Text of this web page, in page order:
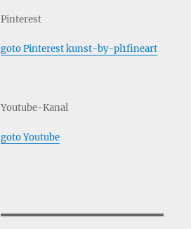
Pinterest
goto Pinterest kunst-by-pl1fineart
Youtube-Kanal
goto Youtube